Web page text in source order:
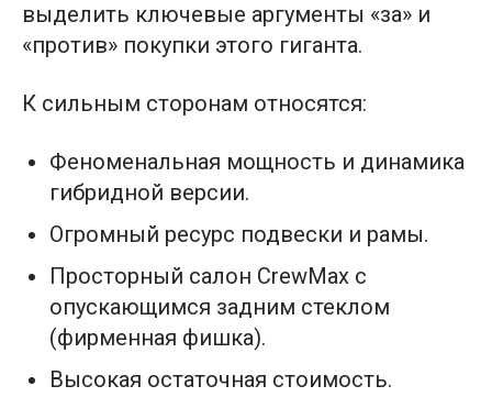
выделить ключевые аргументы «за» и
«против» покупки этого гиганта.
К сильным сторонам относятся:
Феноменальная мощность и динамика
гибридной версии.
Огромный ресурс подвески и рамы.
Просторный салон CrewMax с
опускающимся задним стеклом
(фирменная фишка).
Высокая остаточная стоимость.